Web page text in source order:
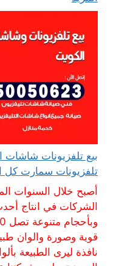
تلفزيونات سمارت كل
أصبح خلال السنوات
الشركات في انتاج
قوية وصورة والوان
نافذة ليرى الطبيعة